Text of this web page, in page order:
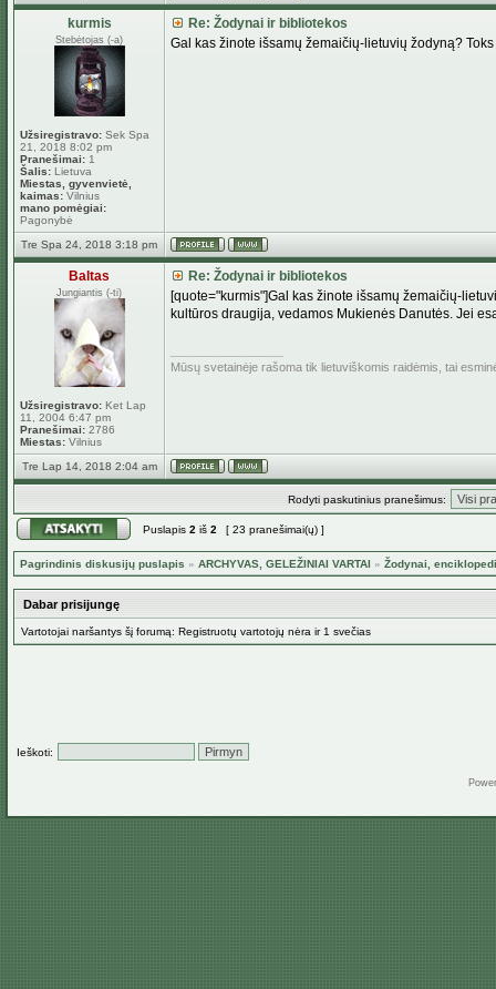
kurmis
Stebėtojas (-a)
Užsiregistravo: Sek Spa
21, 2018 8:02 pm
Pranešimai: 1
Šalis: Lietuva
Miestas, gyvenvietė,
kaimas: Vilnius
mano pomėgiai:
Pagonybė
Re: Žodynai ir bibliotekos
Gal kas žinote išsamų žemaičių-lietuvių žodyną?
Tre Spa 24, 2018 3:18 pm
Baltas
Jungiantis (-ti)
Užsiregistravo: Ket Lap
11, 2004 6:47 pm
Pranešimai: 2786
Miestas: Vilnius
Re: Žodynai ir bibliotekos
[quote="kurmis"]Gal kas žinote išsamų žemaičių-
kultūros draugija, vedamos Mukienės Danutės. Jei
Mūsų svetainėje rašoma tik lietuviškomis raidėmis, tai
Tre Lap 14, 2018 2:04 am
Rodyti paskutinius pranešimus:
Puslapis 2 iš 2 [ 23 pranešimai(ų) ]
Pagrindinis diskusijų puslapis » ARCHYVAS, GELEŽINIAI VARTAI » Žodynai,
Dabar prisijungę
Vartotojai naršantys šį forumą: Registruotų vartotojų nėra ir 1 svečias
Ieškoti: